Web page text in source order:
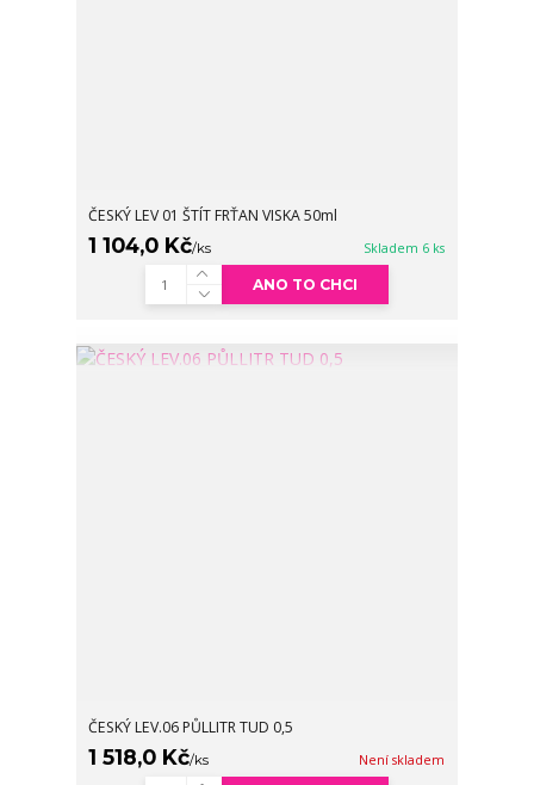
ČESKÝ LEV 01 ŠTÍT FRŤAN VISKA 50ml
1 104,0 Kč/ks Skladem 6 ks
ANO TO CHCI
ČESKÝ LEV.06 PŮLLITR TUD 0,5
1 518,0 Kč/ks Není skladem